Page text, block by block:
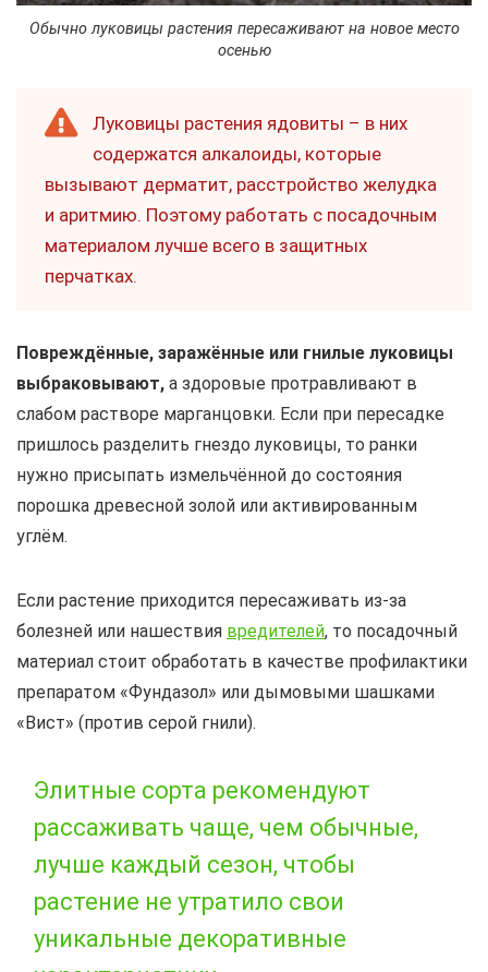
Обычно луковицы растения пересаживают на новое место
осенью
Луковицы растения ядовиты – в них
содержатся алкалоиды, которые
вызывают дерматит, расстройство желудка
и аритмию. Поэтому работать с посадочным
материалом лучше всего в защитных
перчатках.
Повреждённые, заражённые или гнилые луковицы
выбраковывают, а здоровые протравливают в
слабом растворе марганцовки. Если при пересадке
пришлось разделить гнездо луковицы, то ранки
нужно присыпать измельчённой до состояния
порошка древесной золой или активированным
углём.
Если растение приходится пересаживать из-за
болезней или нашествия вредителей, то посадочный
материал стоит обработать в качестве профилактики
препаратом «Фундазол» или дымовыми шашками
«Вист» (против серой гнили).
Элитные сорта рекомендуют
рассаживать чаще, чем обычные,
лучше каждый сезон, чтобы
растение не утратило свои
уникальные декоративные